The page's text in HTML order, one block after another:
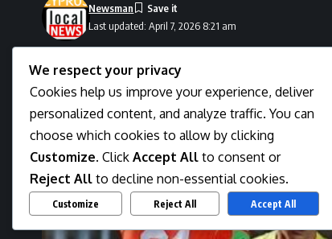
Last updated: April 7, 2026 8:21 am
Newsman
We respect your privacy
Cookies help us improve your experience, deliver
personalized content, and analyze traffic. You can
choose which cookies to allow by clicking
Customize. Click Accept All to consent or
Reject All to decline non-essential cookies.
Customize Reject All Accept All